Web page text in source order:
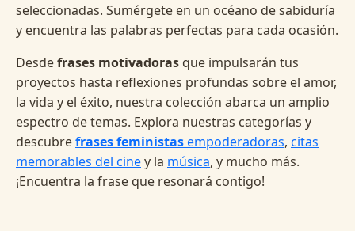
seleccionadas. Sumérgete en un océano de sabiduría
y encuentra las palabras perfectas para cada ocasión.
Desdefrases motivadoras que impulsarán tus
proyectos hasta reflexiones profundas sobre el amor,
la vida y el éxito, nuestra colección abarca un amplio
espectro de temas. Explora nuestras categorías y
descubrefrases feministasempoderadoras, citas
memorables del ciney la música, y mucho más.
¡Encuentra la frase que resonará contigo!